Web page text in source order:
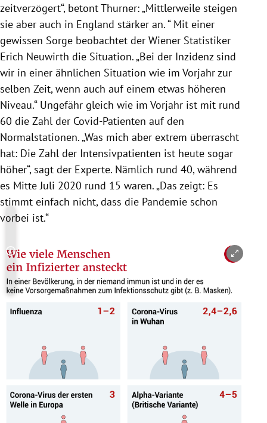
zeitverzögert“, betont Thurner: „Mittlerweile steigen
sie aber auch in England stärker an. “ Mit einer
gewissen Sorge beobachtet der Wiener Statistiker
Erich Neuwirth die Situation. „Bei der Inzidenz sind
wir in einer ähnlichen Situation wie im Vorjahr zur
selben Zeit, wenn auch auf einem etwas höheren
Niveau.“ Ungefähr gleich wie im Vorjahr ist mit rund
60 die Zahl der Covid-Patienten auf den
Normalstationen. „Was mich aber extrem überrascht
hat: Die Zahl der Intensivpatienten ist heute sogar
höher“, sagt der Experte. Nämlich rund 40, während
es Mitte Juli 2020 rund 15 waren. „Das zeigt: Es
stimmt einfach nicht, dass die Pandemie schon
vorbei ist.“
Copyright-Hinweis öffnen/schließen